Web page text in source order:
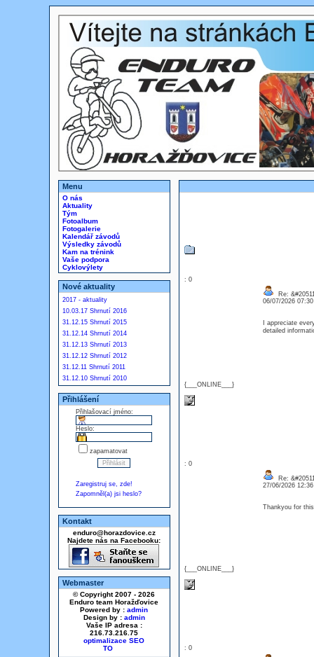
Menu
O nás
Aktuality
Tým
Fotoalbum
Fotogalerie
Kalendář závodů
Výsledky závodů
Kam na trénink
Vaše podpora
Cyklovýlety
Nové aktuality
2017 - aktuality
10.03.17 Shrnutí 2016
31.12.15 Shrnutí 2015
31.12.14 Shrnutí 2014
31.12.13 Shrnutí 2013
31.12.12 Shrnutí 2012
31.12.11 Shrnutí 2011
31.12.10 Shrnutí 2010
Přihlášení
Přihlašovací jméno:
Heslo:
zapamatovat
Zaregistruj se, zde!
Zapomněl(a) jsi heslo?
Kontakt
enduro@horazdovice.cz
Najdete nás na Facebooku:
Webmaster
© Copyright 2007 - 2026
Enduro team Horažďovice
Powered by : admin
Design by : admin
Vaše IP adresa :
216.73.216.75
optimalizace SEO
: 0
{___ONLINE___}
Re:
06/07/2026
I appreciate
detailed
: 0
{___ONLINE___}
Re:
27/06/2026
Thankyou for
: 0